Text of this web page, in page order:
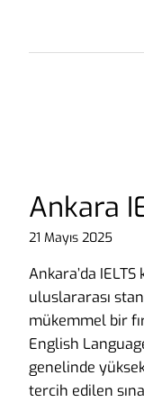
Ankara
21 Mayıs 2025
Ankara’da
uluslararası
mükemmel bir
English
genelinde
tercih edilen